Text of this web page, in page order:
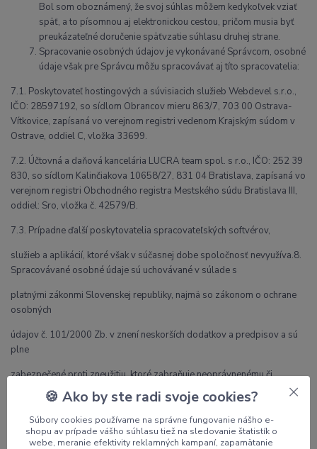
Bol som oboznámený, že svoj súhlas môžem kedykoľvek vziať
späť, a to písomnou aj elektronickou cestou, pričom musia byť
preukázateľné doručenie späťvzatie súhlasu druhej strane.
Spracovanie osobných údajov je vykonávané Správcom, osobné
údaje však pre Správcu môžu spracovávať aj títo spracovatelia:
7.1. Poskytovateľ hostingových a súvisiacich služieb Webdevel s.r.o.,
IČO: 28597192, so sídlom Obrancov mieru 863/7, 703 00 Ostrava-
Vítkovice, zapísaná vo verejnom registri vedenom Krajským súdom v
Ostrave, oddiel C, vložka 33699.
7.2. Účtovná a daňová kancelária LUCRA team spol. s r.o., IČO: 252 39
830, so sídlom Kalinčiakova 10658/27, 831 04 Bratislava, zapísaná vo
verejnom registri Obchodného registra Mestského súdu Bratislava III,
oddiel: Sro, vložka č. 42579/B.
7.3. Prípadne ďalší poskytovatelia spracovateľských softvérov,
služieb a aplikácií, ktoré však v súčasnej dobe spoločnosť nevyužíva.8.
Spracovávané osobné údaje sú uchovávané v súlade s
platnými zákonmi Slovenskej republiky, najmä so zákonom o ochrane
osobných
údajov č. 101/2000 Zb. v znení neskorších dodatkov a predpisov a sú
plne
zabezpečené proti zneužitiu, ktoré zabraňuje neoprávnenému či
náhodnému
prístupu k týmto osobným dátam a súčasne k ich zneužitiu. V súčasnej
dobe
🍪 Ako by ste radi svoje cookies?
Súbory cookies používame na správne fungovanie nášho e-
shopu av prípade vášho súhlasu tiež na sledovanie štatistík o
webe, meranie efektivity reklamných kampaní, zapamätanie